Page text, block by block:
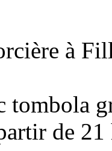
à
tombola
de 21